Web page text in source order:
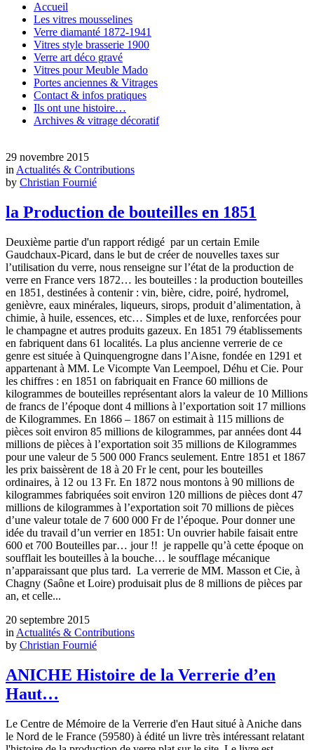
Accueil
Les vitres mousselines
Verre diamanté 1872-1941
Vitres style brasserie 1900
Verre art déco gravé
Vitres pour Meuble Mado
Portes anciennes & Vitrages
Contact & infos pratiques
Ils ont une histoire…
Archives & vitrage décoratif
29 novembre 2015
in Actualités & Contributions
by Christian Fournié
la Production de bouteilles en 1851
Deuxième partie d'un rapport rédigé par un certain Emile
Gaudchaux-Picard, dans le but de créer de nouvelles taxes sur
l’utilisation du verre, nous renseigne sur l’état de la production de
verre en France vers 1872… les bouteilles : la production bouteilles
en 1851, destinées à contenir : vin, bière, cidre, poiré, hydromel,
genièvre, eaux minérales, liqueurs, sirops, produit d’alimentation, à
chimie, à huile, essences, etc… Simples et de luxe, renforcées pour
le champagne et autres produits gazeux. En 1851 79 établissements
en fabriquent dans 61 localités. La plus ancienne verrerie de ce
genre est située à Quinquengrogne dans l’Aisne, fondée en 1291 et
appartenant à MM. Le Vicompte Van Leempoel, Déhu et Cie. Pour
les chiffres : en 1851 on fabriquait en France 60 millions de
kilogrammes de bouteilles représentant alors la valeur de 10 Millions
de francs de l’époque dont 4 millions à l’exportation soit 17 millions
de Kilogrammes. En 1866 – 1867 on estimait à 115 millions de
pièces soit environ 85 millions de kilogrammes, par années dont 44
millions de pièces à l’exportation soit 35 millions de Kilogrammes
pour une valeur de 5 500 000 Francs seulement. Entre 1851 et 1867
les prix baissèrent de 18 à 20 Fr le cent, pour les bouteilles
ordinaires, à 12 ou 13 Fr. En 1872 nous montons à 90 millions de
kilogrammes fabriquées soit environ 120 millions de pièces dont 47
millions de kilogrammes à l’exportation soit 70 millions de pièces
d’une valeur totale de 7 600 000 Fr de l’époque. Pour donner une
idée du travail d’un verrier en 1851: Un ouvrier habile faisait entre
600 et 700 Bouteilles par… jour !! je rappelle qu’à cette époque on
soufflait les bouteilles à la bouche… le soufflage mécanique
n’apparaissant que plus tard. La verrerie de MM. Masson et Cie, à
Chagny (Saône et Loire) produisait plus de 8 millions de pièces par
an, et celle...
20 septembre 2015
in Actualités & Contributions
by Christian Fournié
ANICHE Histoire de la Verrerie d’en
Haut…
Le Centre de Mémoire de la Verrerie d'en Haut situé à Aniche dans
le Nord de le France (59580) à édité un livre très intéressant relatant